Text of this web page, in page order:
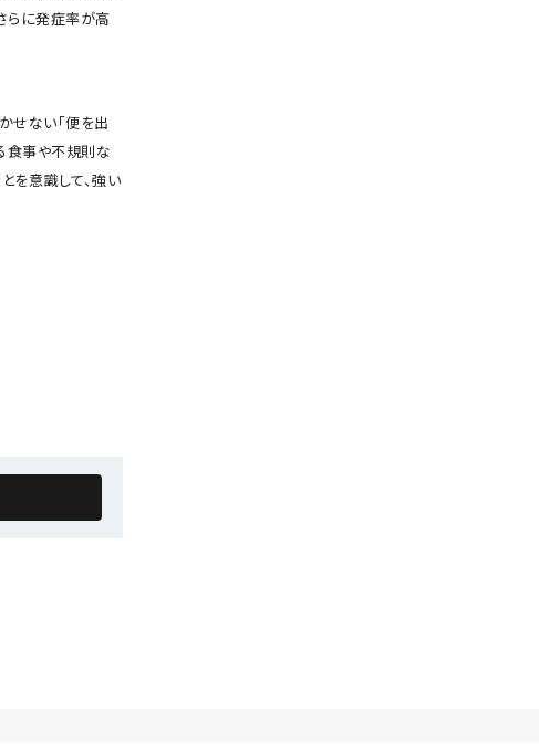
らに発症率が高
せない「便を出
食事や不規則な
を意識して、強い